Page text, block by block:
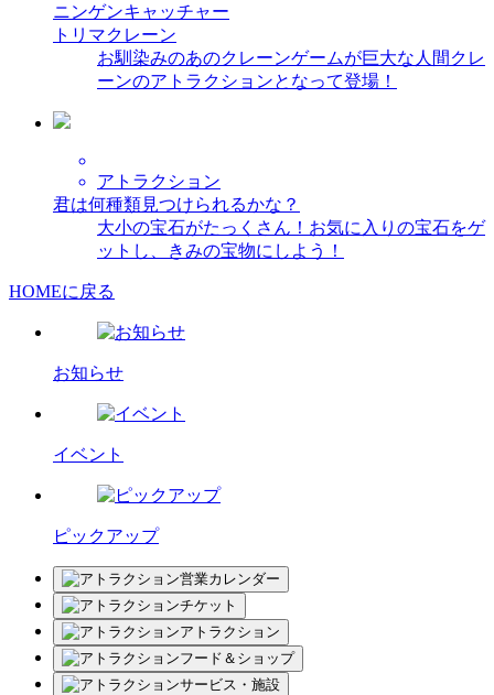
ニンゲンキャッチャー
トリマクレーン
お馴染みのあのクレーンゲームが巨大な人間クレ
ーンのアトラクションとなって登場！
アトラクション
君は何種類見つけられるかな？
大小の宝石がたっくさん！お気に入りの宝石をゲ
ットし、きみの宝物にしよう！
HOMEに戻る
お知らせ
イベント
ピックアップ
営業カレンダー
チケット
アトラクション
フード＆ショップ
サービス・施設